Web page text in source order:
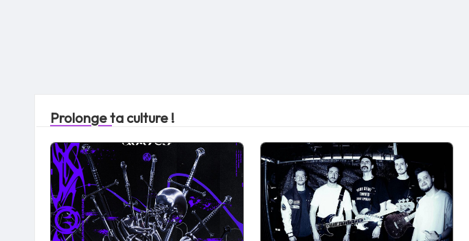
Prolonge ta culture !